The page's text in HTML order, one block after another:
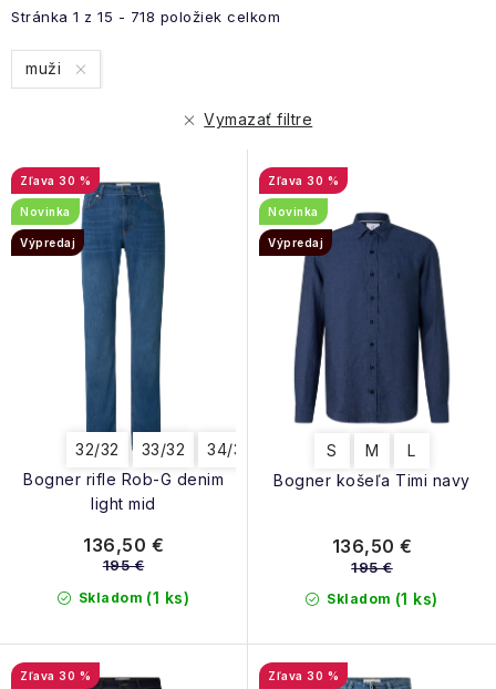
p
i
s
o
d
u
k
Stránka 1 z 15 - 718 položiek celkom
e
n
i
r
o
d
muži
Vymazať filtre
Bogner rifle Rob-G denim
light mid
30 %
Novinka
Výpredaj
32/32 33/32 34/32
Skladom (1 ks)
136,50 €
195 €
Bogner košeľa Timi navy
30 %
Novinka
Výpredaj
S M L
Skladom (1 ks)
136,50 €
195 €
30 % 30 %